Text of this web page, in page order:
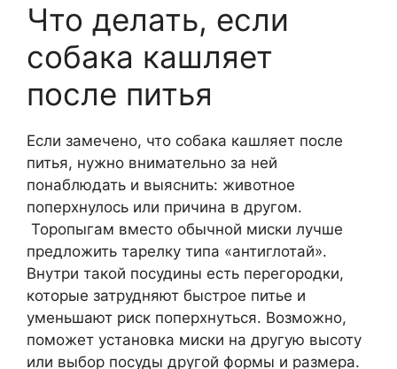
Что делать, если
собака кашляет
после питья
Если замечено, что собака кашляет после
питья, нужно внимательно за ней
понаблюдать и выяснить: животное
поперхнулось или причина в другом.
Торопыгам вместо обычной миски лучше
предложить тарелку типа «антиглотай».
Внутри такой посудины есть перегородки,
которые затрудняют быстрое питье и
уменьшают риск поперхнуться. Возможно,
поможет установка миски на другую высоту
или выбор посуды другой формы и размера.